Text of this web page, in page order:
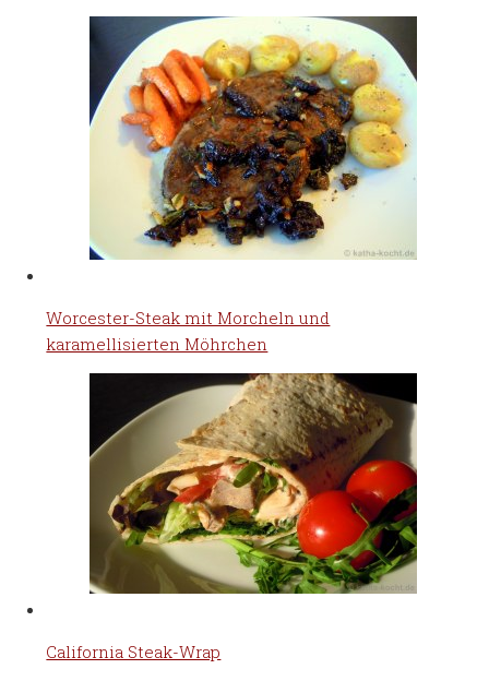
Worcester-Steak mit Morcheln und
karamellisierten Möhrchen
California Steak-Wrap